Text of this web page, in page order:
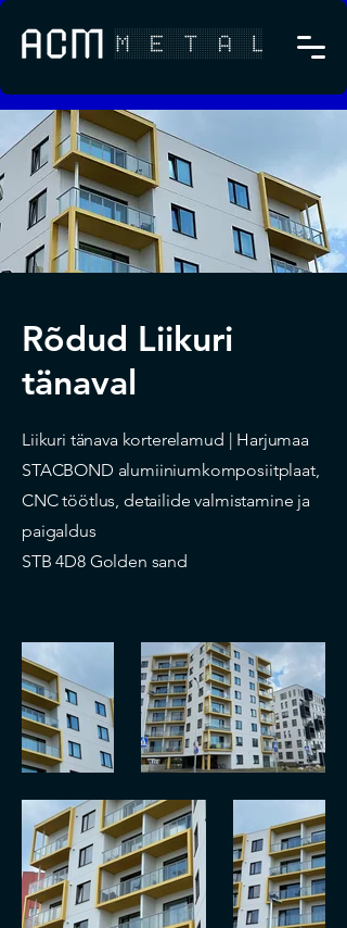
Rõdud Liikuri
tänaval
Liikuri tänava korterelamud | Harjumaa
STACBOND alumiiniumkomposiitplaat,
CNC töötlus, detailide valmistamine ja
paigaldus
STB 4D8 Golden sand